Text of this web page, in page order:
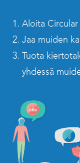
Aloita Circular
Jaa muiden
Tuota
yhdessä